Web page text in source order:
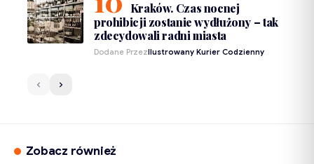
Kraków. Czas nocnej
prohibicji zostanie wydłużony – tak
zdecydowali radni miasta
Dodane PrzezIlustrowany Kurier Codzienny
Zobacz również